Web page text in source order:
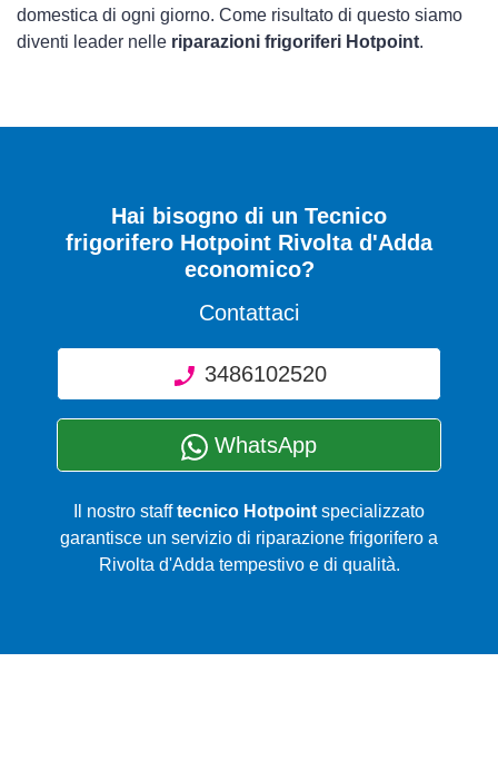
domestica di ogni giorno. Come risultato di questo siamo
diventi leader nelle riparazioni frigoriferi Hotpoint.
Hai bisogno di un Tecnico
frigorifero Hotpoint Rivolta d'Adda
economico?
Contattaci
3486102520
WhatsApp
Il nostro stafftecnico Hotpoint specializzato
garantisce un servizio di riparazione frigorifero a
Rivolta d'Adda tempestivo e di qualità.